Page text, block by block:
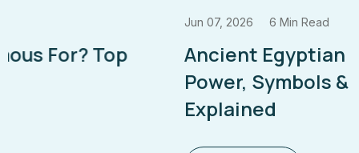
Ancient Egyptian Magic: Heka
Power, Symbols & Rituals